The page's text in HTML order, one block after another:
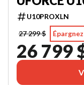
U10PROXLN
27 299 $
26 799